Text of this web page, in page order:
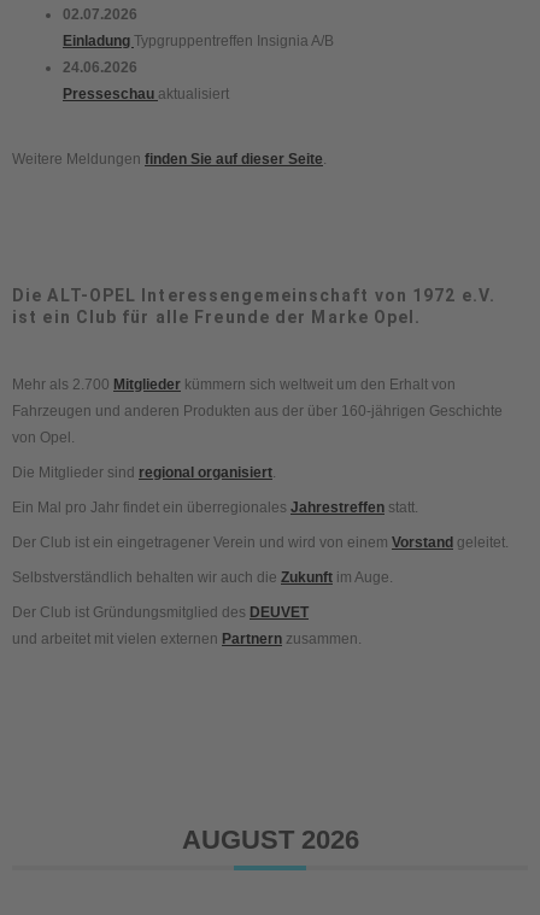
02.07.2026
Einladung Typgruppentreffen Insignia A/B
24.06.2026
Presseschau aktualisiert
Weitere Meldungen finden Sie auf dieser Seite
Die ALT-OPEL Interessengemeinschaft von 1972 e.V.
ist ein Club für alle Freunde der Marke Opel.
Mehr als 2.700 Mitglieder kümmern sich weltweit um den Erhalt von
Fahrzeugen und anderen Produkten aus der über 160-jährigen Geschichte
von Opel.
Die Mitglieder sind regional organisiert
Ein Mal pro Jahr findet ein überregionales Jahrestreffen statt.
Der Club ist ein eingetragener Verein und wird von einem Vorstand geleitet.
Selbstverständlich behalten wir auch die Zukunft im Auge.
Der Club ist Gründungsmitglied des DEUVET
und arbeitet mit vielen externen Partnern zusammen.
AUGUST 2026